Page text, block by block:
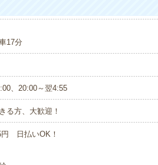
17分
、20:00～翌4:55
る方、大歓迎！
円 日払いOK！